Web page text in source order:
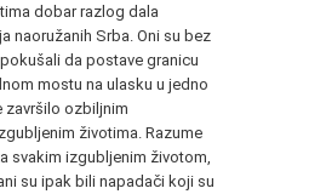
dobar razlog dala
naoružanih Srba. Oni su bez
da postave granicu
mostu na ulasku u jedno
završilo ozbiljnim
životima. Razume
svakim izgubljenim životom,
su ipak bili napadači koji su